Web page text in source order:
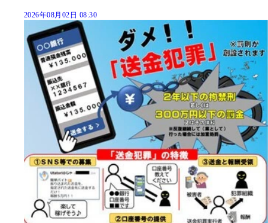
2026年08月02日 08:30